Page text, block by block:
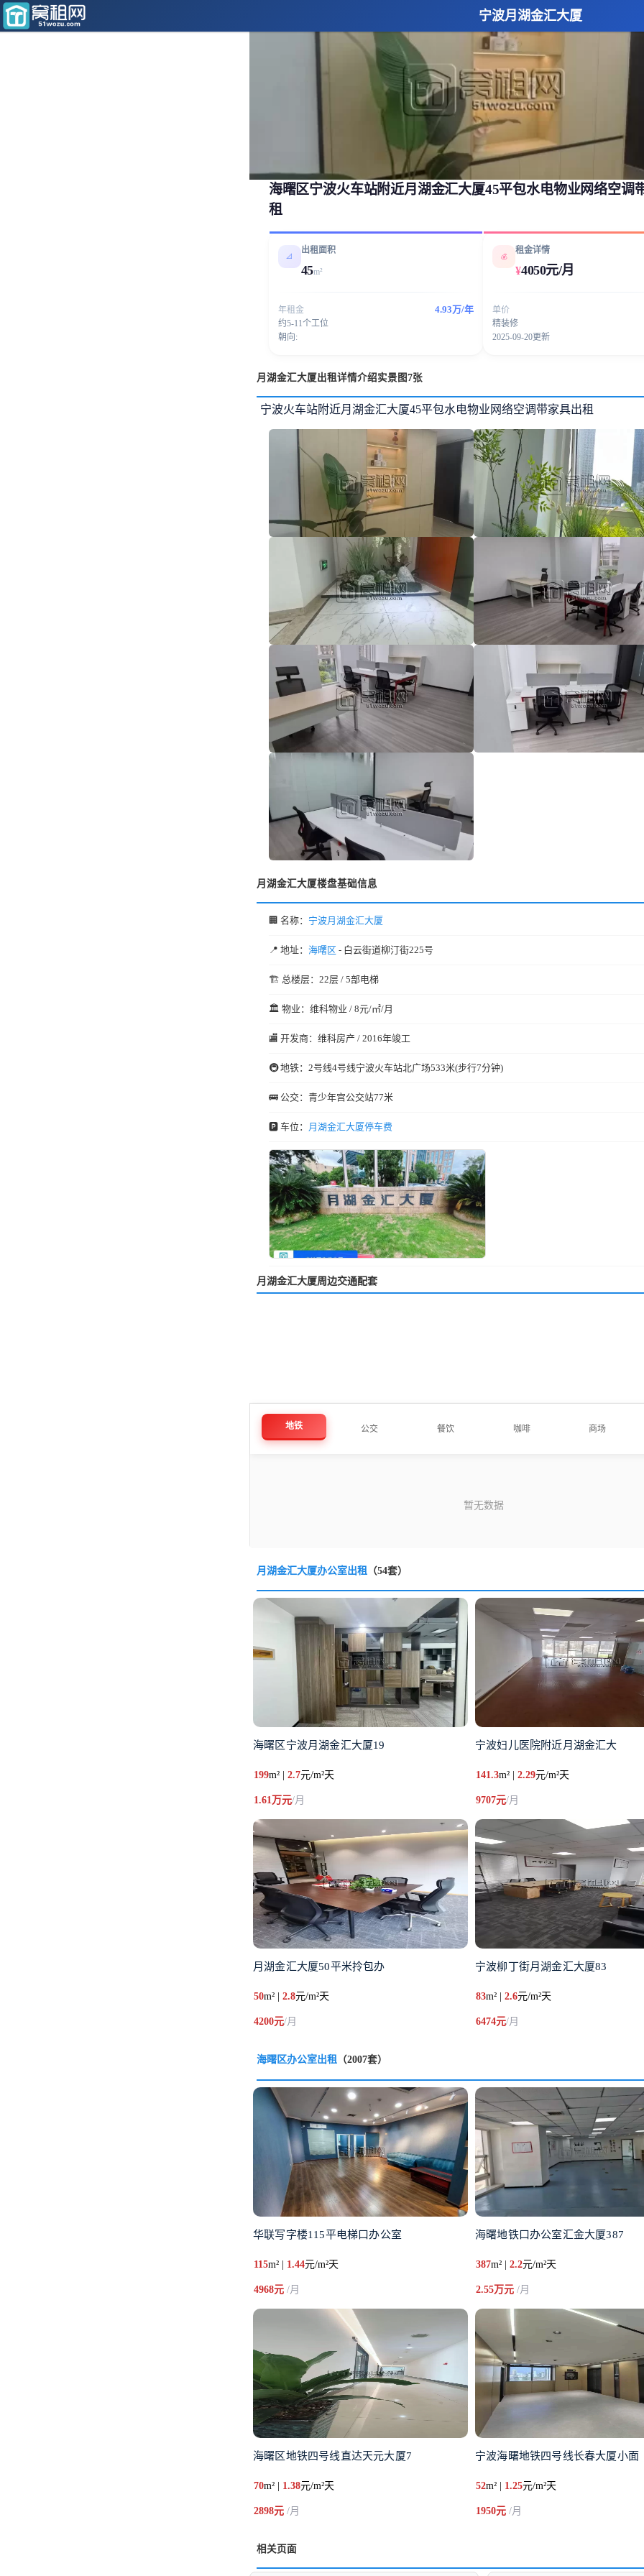
宁波月湖金汇大厦
海曙区宁波火车站附近月湖金汇大厦45平包水电物业网络空调
租
📐
出租面积
45m²
年租金 4.93万/年
约5-11个工位
朝向:
💰
租金详情
¥4050元/月
单价
精装修
2025-09-20更新
月湖金汇大厦出租详情介绍实景图7张
宁波火车站附近月湖金汇大厦45平包水电物业网络空调带家具出租
月湖金汇大厦楼盘基础信息
🏢 名称： 宁波月湖金汇大厦
📍 地址： 海曙区 - 白云街道柳汀街225号
🏗️ 总楼层：22层 / 5部电梯
🏛️ 物业：维科物业 / 8元/㎡/月
🏬 开发商：维科房产 / 2016年竣工
🚇 地铁：2号线4号线宁波火车站北广场533米(步行7分钟)
🚌 公交：青少年宫公交站77米
🅿️ 车位： 月湖金汇大厦停车费
月湖金汇大厦周边交通配套
地铁 公交 餐饮 咖啡 商场
月湖金汇大厦办公室出租 （54套）
海曙区宁波月湖金汇大厦19
199m² | 2.7元/m²天
1.61万元/月
宁波妇儿医院附近月湖金汇大
141.3m² | 2.29元/m²天
9707元/月
月湖金汇大厦50平米拎包办
50m² | 2.8元/m²天
4200元/月
宁波柳丁街月湖金汇大厦83
83m² | 2.6元/m²天
6474元/月
海曙区办公室出租 （2007套）
华联写字楼115平电梯口办公室
115m² | 1.44元/m²天
4968元 /月
海曙地铁口办公室汇金大厦387
387m² | 2.2元/m²天
2.55万元 /月
海曙区地铁四号线直达天元大厦7
70m² | 1.38元/m²天
2898元 /月
宁波海曙地铁四号线长春大厦小面
52m² | 1.25元/m²天
1950元 /月
相关页面